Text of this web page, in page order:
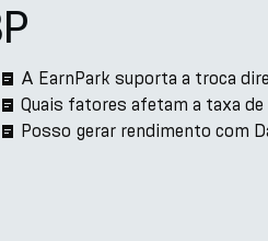
A EarnPark suporta a troca
Quais fatores afetam a taxa de
Posso gerar rendimento com